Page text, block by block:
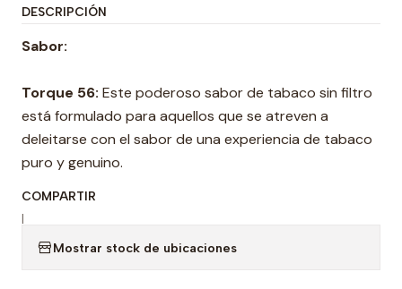
DESCRIPCIÓN
Sabor:
Torque 56: Este poderoso sabor de tabaco sin filtro
está formulado para aquellos que se atreven a
deleitarse con el sabor de una experiencia de tabaco
puro y genuino.
COMPARTIR
|
Mostrar stock de ubicaciones